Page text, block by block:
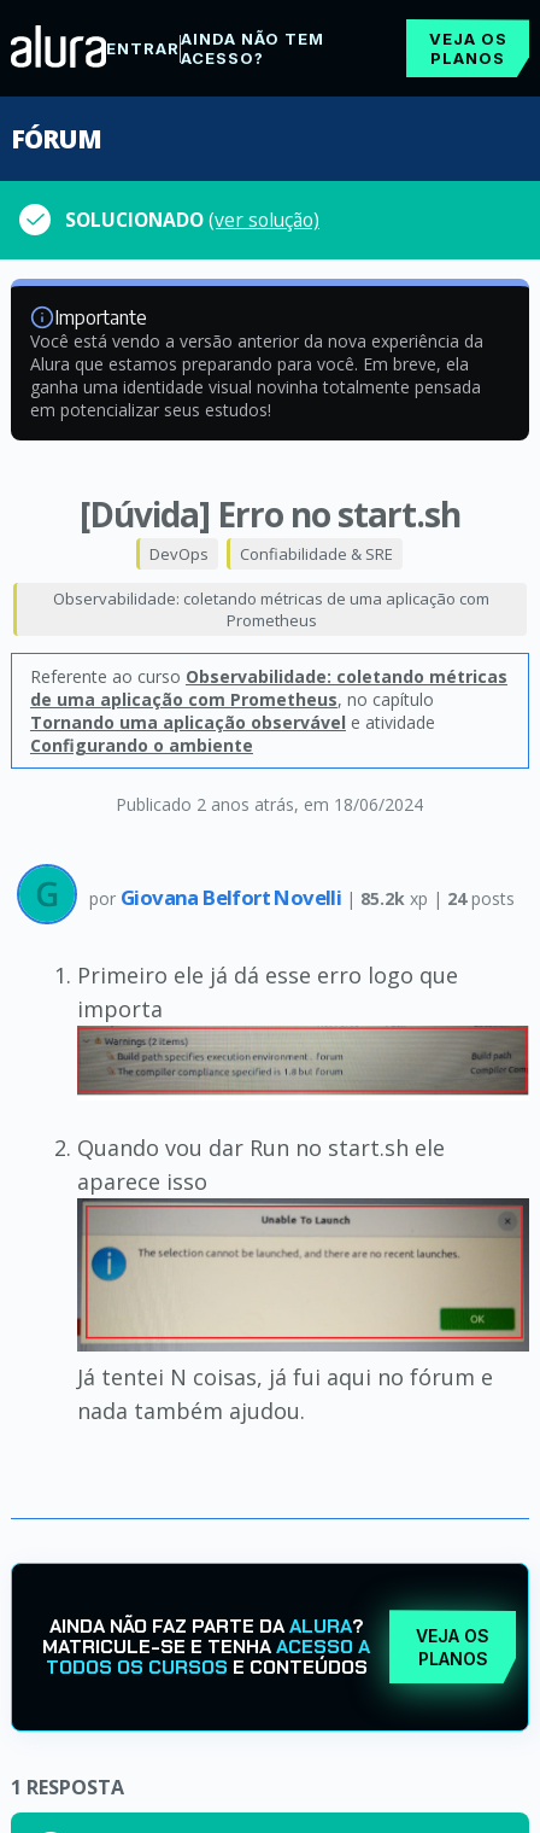
ENTRARAINDA NÃO TEM
ACESSO?
VEJA OS
PLANOS
FÓRUM
SOLUCIONADO(ver solução)
Importante
Você está vendo a versão anterior da nova experiência da
Alura que estamos preparando para você. Em breve, ela
ganha uma identidade visual novinha totalmente pensada
em potencializar seus estudos!
[Dúvida] Erro no start.sh
Publicado 2 anos atrás, em 18/06/2024
DevOps Confiabilidade & SRE
Observabilidade: coletando métricas de uma aplicação com
Prometheus
Referente ao curso Observabilidade: coletando métricas
de uma aplicação com Prometheus, no capítulo
Tornando uma aplicação observável e atividade
Configurando o ambiente
por Giovana Belfort Novelli | 85.2k xp | 24posts
Primeiro ele já dá esse erro logo que
importa
Quando vou dar Run no start.sh ele
aparece isso
Já tentei N coisas, já fui aqui no fórum e
nada também ajudou.
AINDA NÃO FAZ PARTE DAALURA?
MATRICULE-SE E TENHAACESSO A
TODOS OS CURSOS E CONTEÚDOS
VEJA OS
PLANOS
1 RESPOSTA